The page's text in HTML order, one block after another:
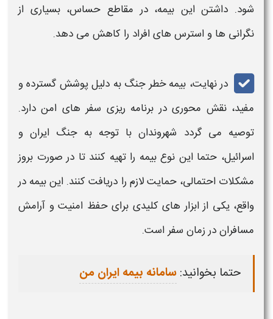
‌شود. ‌داشتن این بیمه، در مقاطع حساس، بسیاری از
نگرانی ‌ها و استرس ‌های افراد را کاهش می ‌دهد.
در نهایت، بیمه خطر جنگ به دلیل پوشش گسترده و
مفید، نقش محوری در برنامه‌ ریزی سفر های امن دارد.
توصیه می گردد شهروندان با توجه بهجنگ ایران و
اسرائیل، حتما این نوعبیمه را تهیه کنند تا در صورت بروز
مشکلات احتمالی، حمایت لازم را دریافت کنند. ‌اینبیمه در
واقع، یکی از ابزار های کلیدی برای حفظ امنیت و آرامش
مسافران در زمان سفر است.
حتما بخوانید:سامانه بیمه ایران من